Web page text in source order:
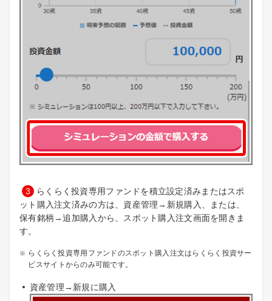
3
らくらく投資専用ファンドを積立設定済みまたはスポ
ット購入注文済みの方は、資産管理→新規購入、または、
保有銘柄→追加購入から、スポット購入注文画面を開きま
す。
らくらく投資専用ファンドのスポット購入注文はらくらく投資サー
ビスサイトからのみ可能です。
資産管理→新規に購入